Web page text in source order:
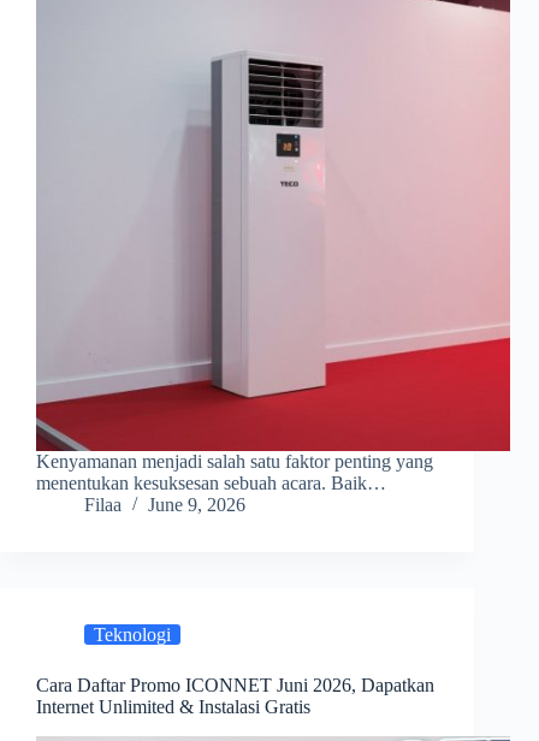
Kenyamanan menjadi salah satu faktor penting yang
menentukan kesuksesan sebuah acara. Baik…
Filaa
June 9, 2026
Teknologi
Cara Daftar Promo ICONNET Juni 2026, Dapatkan
Internet Unlimited & Instalasi Gratis